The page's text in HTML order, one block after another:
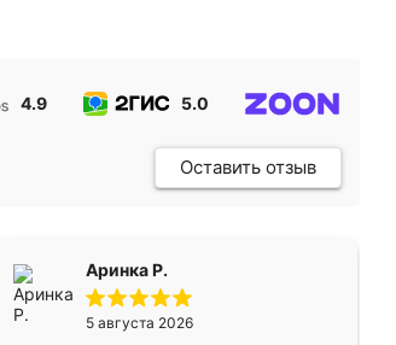
4.9 5.0
Оставить отзыв
Аринка Р.
5 августа 2026